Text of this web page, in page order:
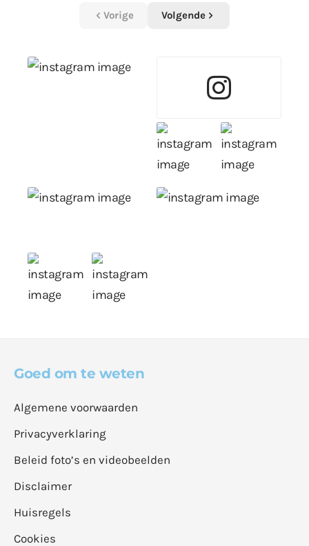
Vorige Volgende
Goed om te weten
Algemene voorwaarden
Privacyverklaring
Beleid foto’s en videobeelden
Disclaimer
Huisregels
Cookies